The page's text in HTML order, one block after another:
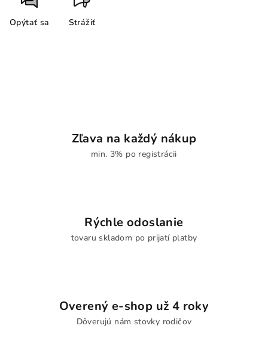
Opýtať sa Strážiť
Zľava na každý nákup
min. 3% po registrácii
Rýchle odoslanie
tovaru skladom po prijatí platby
Overený e-shop už 4 roky
Dôverujú nám stovky rodičov